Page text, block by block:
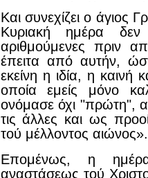
Και συνεχίζει ο άγιος
Κυριακή ημέρα
αριθμούμενες πριν
έπειτα από αυτήν,
εκείνη η ιδία, η
οποία εμείς μόνο
ονόμασε όχι "πρώτη",
τις άλλες και ως
τού μέλλοντος αιώνος».
Επομένως, η
αναστάσεως τού